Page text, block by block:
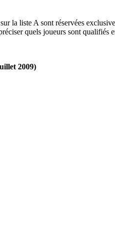
la liste A sont réservées
quels joueurs sont qualifiés
2009)